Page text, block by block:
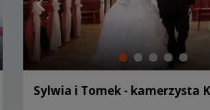
Sylwia i Tomek - kamerzysta